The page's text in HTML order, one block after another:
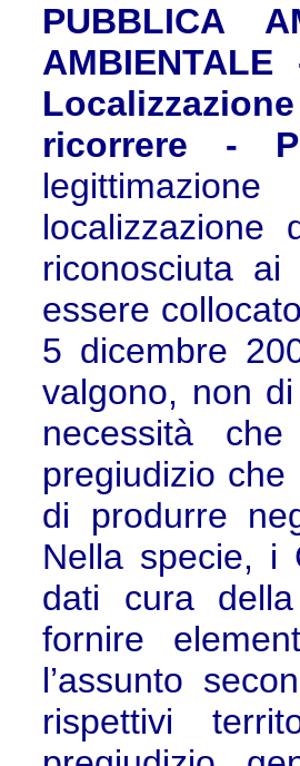
PUBBLICA
ricorrere -
riconosciuta
essere
5 dicembre
valgono, non
necessità
pregiudizio che
di produrre
Nella specie, i
dati cura
fornire
l’assunto
rispettivi